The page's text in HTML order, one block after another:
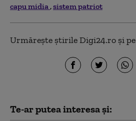
capu midia sistem patriot
Urmărește știrile Digi24.ro și pe
Te-ar putea interesa și: